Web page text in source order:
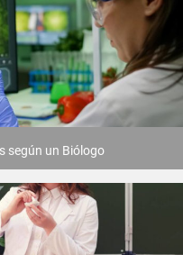
según un Biólogo